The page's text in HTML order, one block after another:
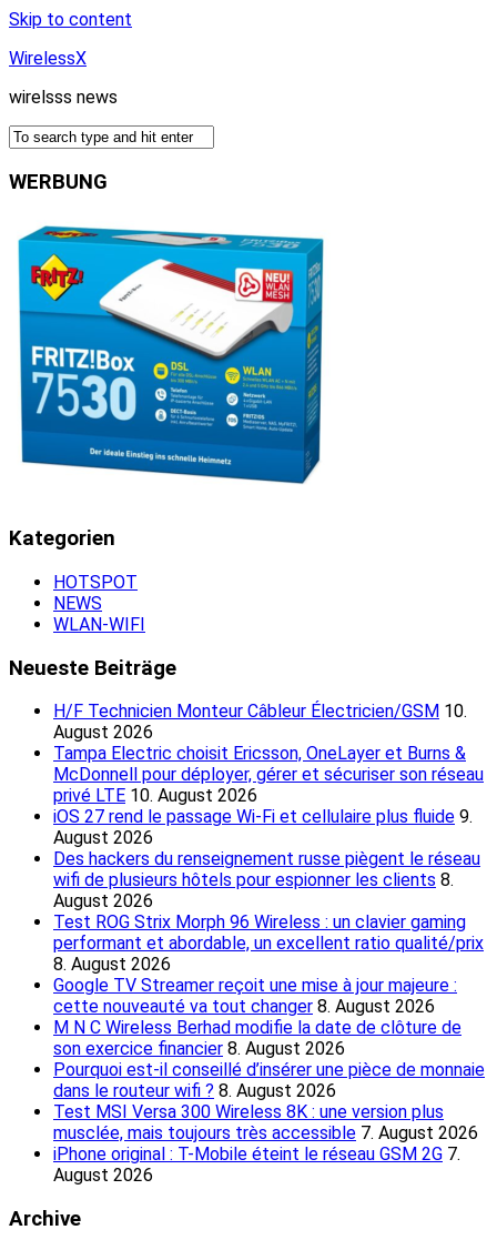
Skip to content
WirelessX
wirelsss news
WERBUNG
Kategorien
HOTSPOT
NEWS
WLAN-WIFI
Neueste Beiträge
H/F Technicien Monteur Câbleur Électricien/GSM 10.
August 2026
Tampa Electric choisit Ericsson, OneLayer et Burns &
McDonnell pour déployer, gérer et sécuriser son réseau
privé LTE 10. August 2026
iOS 27 rend le passage Wi‑Fi et cellulaire plus fluide 9.
August 2026
Des hackers du renseignement russe piègent le réseau
wifi de plusieurs hôtels pour espionner les clients 8.
August 2026
Test ROG Strix Morph 96 Wireless : un clavier gaming
performant et abordable, un excellent ratio qualité/prix
8. August 2026
Google TV Streamer reçoit une mise à jour majeure :
cette nouveauté va tout changer 8. August 2026
M N C Wireless Berhad modifie la date de clôture de
son exercice financier 8. August 2026
Pourquoi est-il conseillé d’insérer une pièce de monnaie
dans le routeur wifi ? 8. August 2026
Test MSI Versa 300 Wireless 8K : une version plus
musclée, mais toujours très accessible 7. August 2026
iPhone original : T-Mobile éteint le réseau GSM 2G 7.
August 2026
Archive